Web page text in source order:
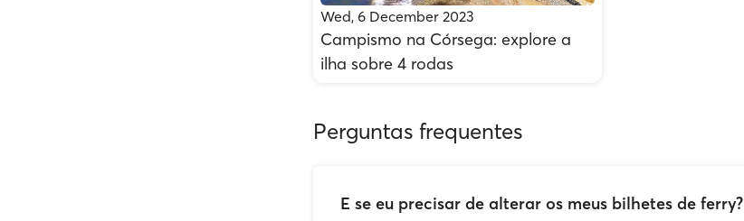
Wed, 6 December 2023
Campismo na Córsega: explore a
ilha sobre 4 rodas
Perguntas frequentes
E se eu precisar de alterar os meus bilhetes de ferry?